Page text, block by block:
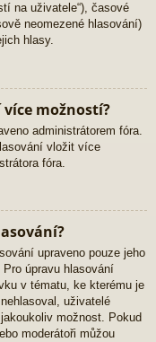
na uživatele“), časové
neomezené hlasování)
hlasy.
možností?
administrátorem fóra.
vložit více
fóra.
upraveno pouze jeho
úpravu hlasování
v tématu, ke kterému je
uživatelé
možnost. Pokud
moderátoři můžou